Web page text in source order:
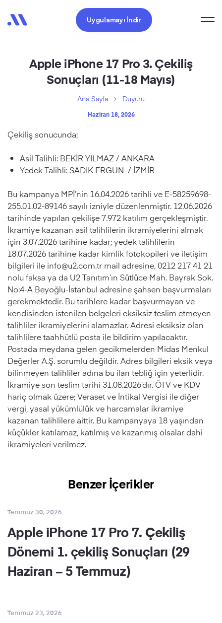
Uygulamayı İndir
Apple iPhone 17 Pro 3. Çekiliş
Sonuçları (11-18 Mayıs)
Ana Sayfa Duyuru
Haziran 18, 2026
Çekiliş sonucunda;
Asil Talihli: BEKİR YILMAZ / ANKARA
Yedek Talihli: SADIK ERGUN / İZMİR
Bu kampanya MPİ’nin 16.04.2026 tarihli ve E-58259698-
255.01.02-89146 sayılı izniyle düzenlenmiştir. 12.06.2026
tarihinde yapılan çekilişe 7.972 katılım gerçekleşmiştir.
İkramiye kazanan asil talihlilerin ikramiyelerini almak
için 3.07.2026 tarihine kadar; yedek talihlilerin
18.07.2026 tarihine kadar kimlik fotokopileri ve iletişim
bilgileri ile info@u2.com.tr mail adresine, 0212 217 41 21
nolu faksa ya da U2 Tanıtım’ın Sütlüce Mah. Bayrak Sok.
No:4-A Beyoğlu-İstanbul adresine şahsen başvurmaları
gerekmektedir. Bu tarihlere kadar başvurmayan ve
kendisinden istenilen belgeleri eksiksiz teslim etmeyen
talihliler ikramiyelerini alamazlar. Adresi eksiksiz olan
talihlilere taahhütlü posta ile bildirim yapılacaktır.
Postada meydana gelen gecikmelerden Midas Menkul
Değerler A.Ş. sorumlu değildir. Adres bilgileri eksik veya
bilinmeyen talihliler adına bu ilan tebliğ için yeterlidir.
İkramiye son teslim tarihi 31.08.2026’dır. ÖTV ve KDV
hariç olmak üzere; Veraset ve İntikal Vergisi ile diğer
vergi, yasal yükümlülük ve harcamalar ikramiye
kazanan talihlilere aittir. Bu kampanyaya 18 yaşından
küçükler katılamaz, katılmış ve kazanmış olsalar dahi
ikramiyeleri verilmez.
Benzer İçerikler
Temmuz 30, 2026
Apple iPhone 17 Pro 7. Çekiliş
Dönemi 1. çekiliş Sonuçları (29
Haziran – 5 Temmuz)
Temmuz 23, 2026